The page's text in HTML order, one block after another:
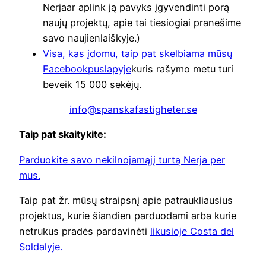
Nerjaar aplink ją pavyks įgyvendinti porą
naujų projektų, apie tai tiesiogiai pranešime
savo naujienlaiškyje.)
Visa, kas įdomu, taip pat skelbiama mūsų
Facebookpuslapyjekuris rašymo metu turi
beveik 15 000 sekėjų.
info@spanskafastigheter.se
Taip pat skaitykite:
Parduokite savo nekilnojamąjį turtą Nerja per
mus.
Taip pat žr. mūsų straipsnį apie patraukliausius
projektus, kurie šiandien parduodami arba kurie
netrukus pradės pardavinėti likusioje Costa del
Soldalyje.